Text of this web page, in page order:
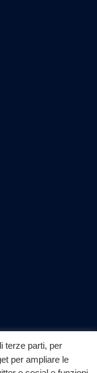
terze parti, per
per ampliare le